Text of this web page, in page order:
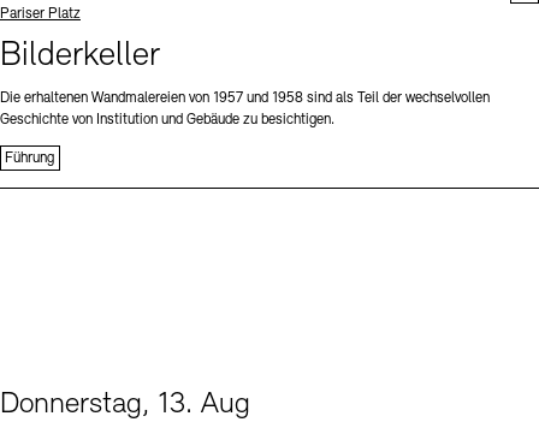
Standort
Pariser Platz
Bilderkeller
Die erhaltenen Wandmalereien von 1957 und 1958 sind als Teil der wechselvollen
Geschichte von Institution und Gebäude zu besichtigen.
Führung
Donnerstag, 13. Aug